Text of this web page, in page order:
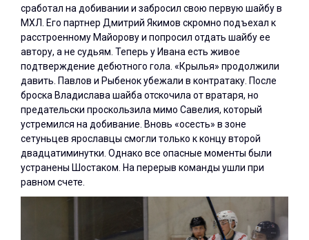
сработал на добивании и забросил свою первую шайбу в
МХЛ. Его партнер Дмитрий Якимов скромно подъехал к
расстроенному Майорову и попросил отдать шайбу ее
автору, а не судьям. Теперь у Ивана есть живое
подтверждение дебютного гола. «Крылья» продолжили
давить. Павлов и Рыбенок убежали в контратаку. После
броска Владислава шайба отскочила от вратаря, но
предательски проскользила мимо Савелия, который
устремился на добивание. Вновь «осесть» в зоне
сетуньцев ярославцы смогли только к концу второй
двадцатиминутки. Однако все опасные моменты были
устранены Шостаком. На перерыв команды ушли при
равном счете.